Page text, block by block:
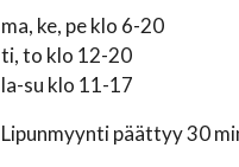
ma, ke, pe klo 6-20
ti, to klo 12-20
la-su klo 11-17
Lipunmyynti päättyy 30